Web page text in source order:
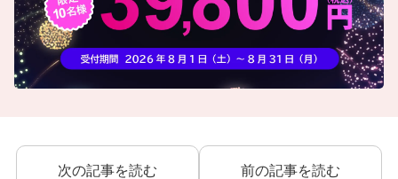
次の記事を読む 前の記事を読む